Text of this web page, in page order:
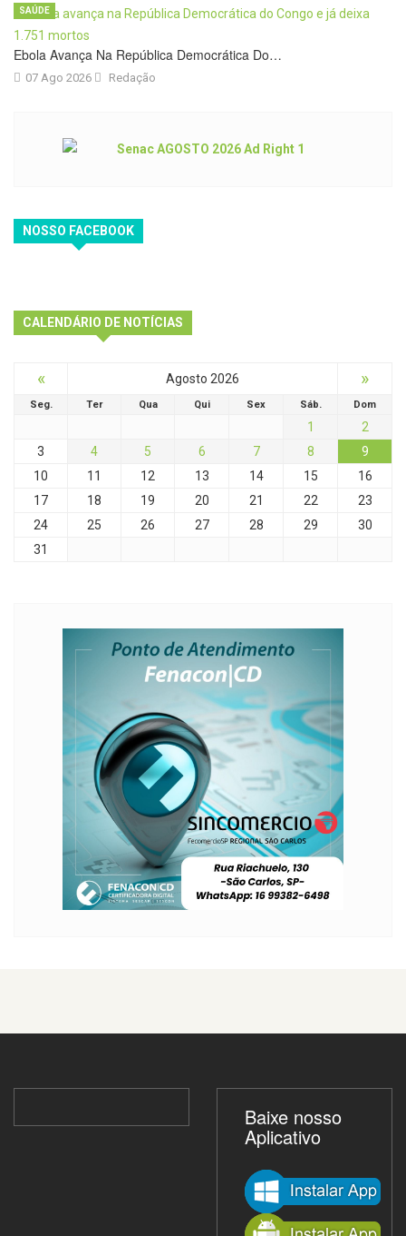
Ebola Avança Na República Democrática Do…
07 Ago 2026
SAÚDE
Redação
NOSSO FACEBOOK
CALENDÁRIO DE NOTÍCIAS
« Agosto 2026 »
Seg. Ter Qua Qui Sex Sáb. Dom
1
2
3
4 5 6 7 8
9
10
11 12 13 14 15
16
17
18 19 20 21 22
23
24
25 26 27 28 29
30
31
Baixe nosso
Aplicativo